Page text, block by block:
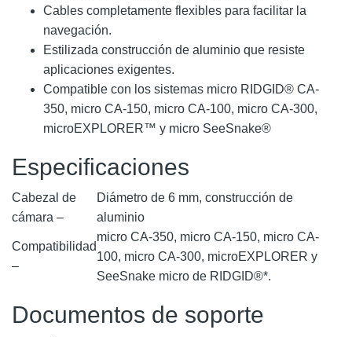
Cables completamente flexibles para facilitar la
navegación.
Estilizada construcción de aluminio que resiste
aplicaciones exigentes.
Compatible con los sistemas micro RIDGID® CA-
350, micro CA-150, micro CA-100, micro CA-300,
microEXPLORER™ y micro SeeSnake®
Especificaciones
Cabezal de
cámara –
Diámetro de 6 mm, construcción de
aluminio
Compatibilidad
–
micro CA-350, micro CA-150, micro CA-
100, micro CA-300, microEXPLORER y
SeeSnake micro de RIDGID®*.
Documentos de soporte